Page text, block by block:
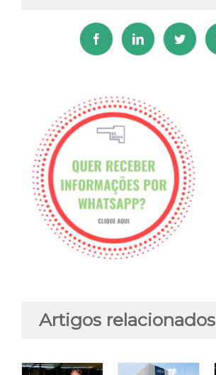
Artigos relacionados